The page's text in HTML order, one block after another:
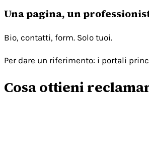
Una pagina, un
Bio, contatti, form. Solo tuoi.
Per dare un riferimento: i portali
Cosa ottieni